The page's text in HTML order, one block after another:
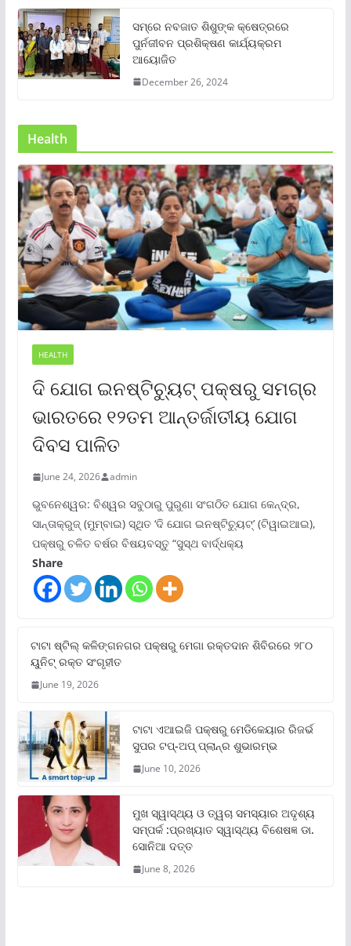
ସମ୍‌ରେ ନବଜାତ ଶିଶୁଙ୍କ କ୍ଷେତ୍ରରେ
ପୁର୍ନଜୀବନ ପ୍ରଶିକ୍ଷଣ କାର୍ଯ୍ୟକ୍ରମ
ଆୟୋଜିତ
December 26, 2024
Health
HEALTH
ଦି ଯୋଗ ଇନଷ୍ଟିଚ୍ୟୁଟ୍ ପକ୍ଷରୁ ସମଗ୍ର
ଭାରତରେ ୧୨ତମ ଆନ୍ତର୍ଜାତୀୟ ଯୋଗ
ଦିବସ ପାଳିତ
June 24, 2026 admin
ଭୁବନେଶ୍ୱର: ବିଶ୍ୱର ସବୁଠାରୁ ପୁରୁଣା ସଂଗଠିତ ଯୋଗ କେନ୍ଦ୍ର,
ସାନ୍ତାକ୍ରୁଜ୍ (ମୁମ୍ବାଇ) ସ୍ଥିତ ‘ଦି ଯୋଗ ଇନଷ୍ଟିଚ୍ୟୁଟ୍‌’ (ଟିୱାଇଆଇ),
ପକ୍ଷରୁ ଚଳିତ ବର୍ଷର ବିଷୟବସ୍ତୁ “ସୁସ୍ଥ ବାର୍ଦ୍ଧକ୍ୟ
Share
ଟାଟା ଷ୍ଟିଲ୍‌ କଳିଙ୍ଗନଗର ପକ୍ଷରୁ ମେଗା ରକ୍ତଦାନ ଶିବିରରେ ୨୮୦
ୟୁନିଟ୍‌ ରକ୍ତ ସଂଗୃହୀତ
June 19, 2026
ଟାଟା ଏଆଇଜି ପକ୍ଷରୁ ମେଡିକେୟାର ରିଜର୍ଭ
ସୁପର ଟପ୍‌-ଅପ୍ ପ୍ଲାନ୍‌ର ଶୁଭାରମ୍ଭ
June 10, 2026
ମୁଖ ସ୍ୱାସ୍ଥ୍ୟ ଓ ତ୍ୱଚା ସମସ୍ୟାର ଅଦୃଶ୍ୟ
ସମ୍ପର୍କ :ପ୍ରଖ୍ୟାତ ସ୍ୱାସ୍ଥ୍ୟ ବିଶେଷଜ୍ଞ ଡା.
ସୋନିଆ ଦତ୍ତ
June 8, 2026